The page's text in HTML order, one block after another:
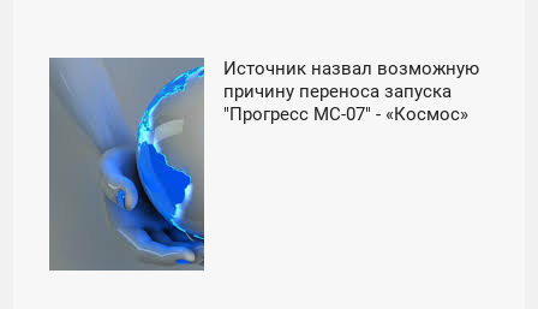
Источник назвал возможную
причину переноса запуска
"Прогресс МС-07" - «Космос»